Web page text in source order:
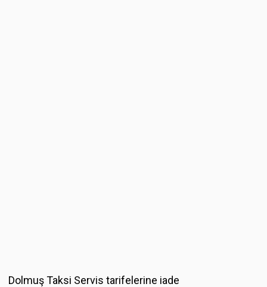
Dolmuş Taksi Servis tarifelerine iade